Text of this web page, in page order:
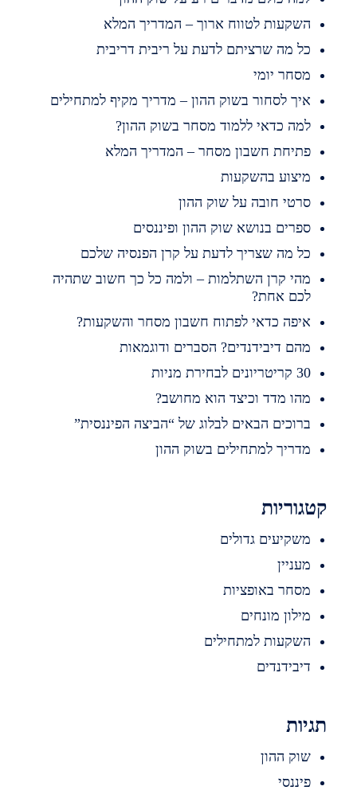
לטווח ארוך – המדריך המלא
מה שרציתם לדעת על ריבית דריבית
יומי
לסחור בשוק ההון – מדריך מקיף למתחילים
כדאי ללמוד מסחר בשוק ההון?
חשבון מסחר – המדריך המלא
בהשקעות
חובה על שוק ההון
בנושא שוק ההון ופיננסים
מה שצריך לדעת על קרן הפנסיה שלכם
קרן השתלמות – ולמה כל כך חשוב שתהיה
אחת?
כדאי לפתוח חשבון מסחר והשקעות?
דיבידנדים? הסברים ודוגמאות
מדד וכיצד הוא מחושב?
הבאים לבלוג של “הביצה הפיננסית”
למתחילים בשוק ההון
גדולים
באופציות
מונחים
למתחילים
ההון